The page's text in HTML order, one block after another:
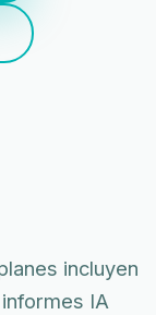
incluyen
IA